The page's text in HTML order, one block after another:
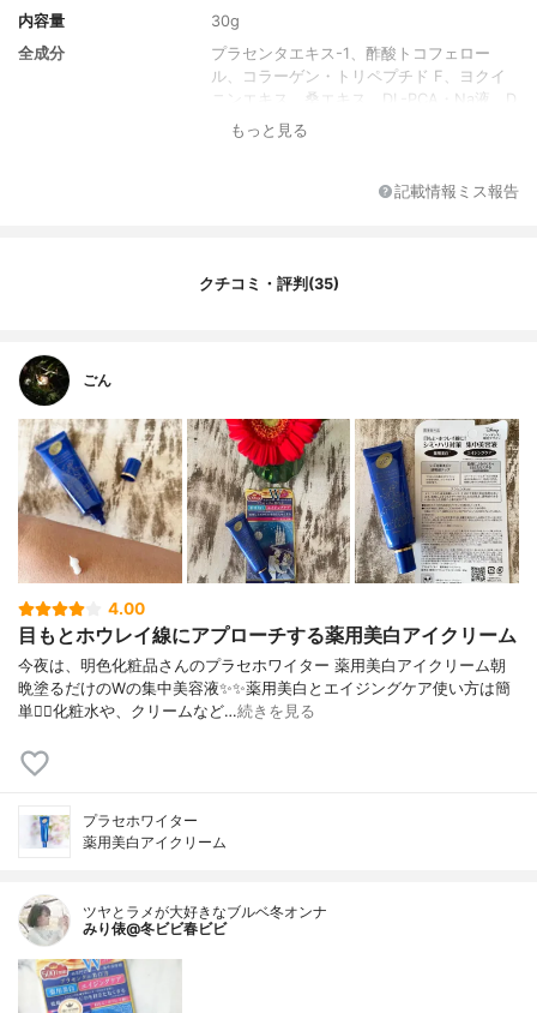
内容量
30g
全成分
プラセンタエキス-1、酢酸トコフェロー
ル、コラーゲン・トリペプチド F、ヨクイ
ニンエキス、桑エキス、DL-PCA・Na液、D
L-リンゴ酸、米ヌカ油、米ヌカスフィンゴ
ン、BG、1,2-ペンタンジオール、オレイン
ロウ、ジメチコン、ステアリン酸、トリ(カ
H調整剤、粘度調整剤、エタノール、フェノ
キシエタノール、パラベン、香料
もっと見る
記載情報ミス報告
クチコミ・評判(35)
ごん
4.00
目もとホウレイ線にアプローチする薬用美白アイクリーム
今夜は、明色化粧品さんのプラセホワイター 薬用美白アイクリーム朝
晩塗るだけのWの集中美容液✨✨薬用美白とエイジングケア使い方は簡
単🙆‍♀️化粧水や、クリームなど…続きを見る
プラセホワイター
薬用美白アイクリーム
ツヤとラメが大好きなブルベ冬オンナ
みり俵@冬ビビ春ビビ